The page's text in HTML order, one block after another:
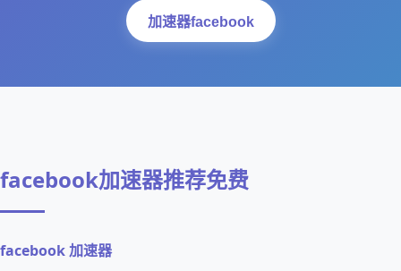
加速器facebook
facebook加速器推荐免费
facebook 加速器